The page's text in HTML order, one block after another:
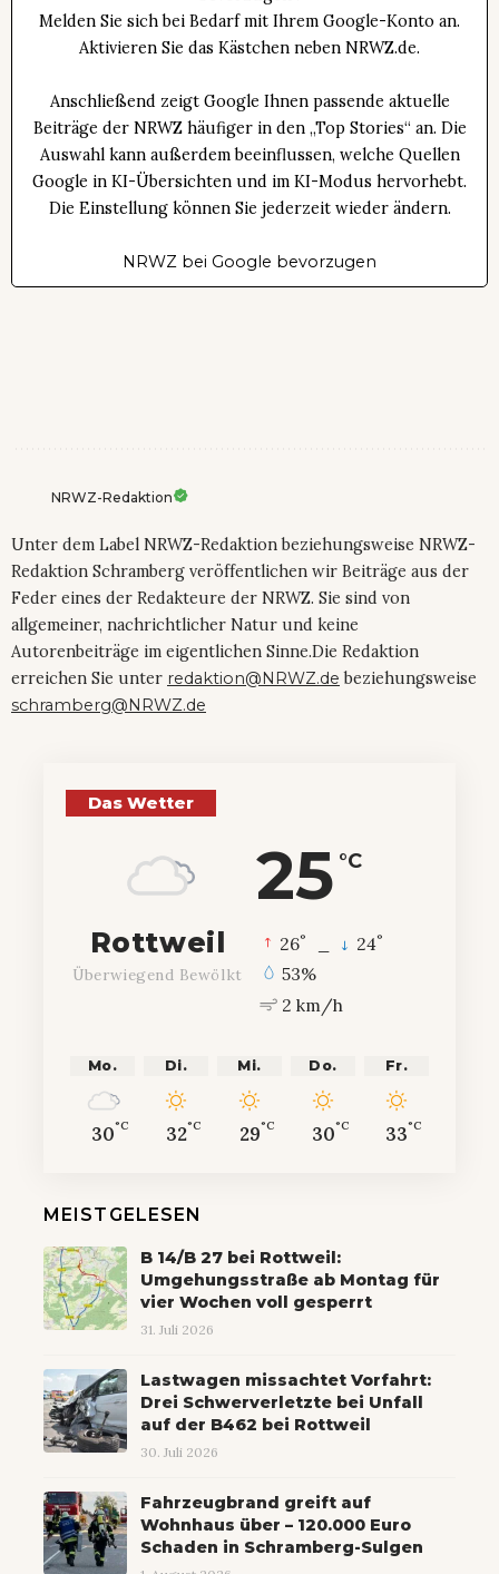
Melden Sie sich bei Bedarf mit Ihrem Google-Konto an.
Aktivieren Sie das Kästchen neben NRWZ.de.
Anschließend zeigt Google Ihnen passende aktuelle
Beiträge der NRWZ häufiger in den „Top Stories“ an. Die
Auswahl kann außerdem beeinflussen, welche Quellen
Google in KI-Übersichten und im KI-Modus hervorhebt.
Die Einstellung können Sie jederzeit wieder ändern.
NRWZ bei Google bevorzugen
NRWZ-Redaktion
Unter dem Label NRWZ-Redaktion beziehungsweise NRWZ-
Redaktion Schramberg veröffentlichen wir Beiträge aus der
Feder eines der Redakteure der NRWZ. Sie sind von
allgemeiner, nachrichtlicher Natur und keine
Autorenbeiträge im eigentlichen Sinne.Die Redaktion
erreichen Sie unter redaktion@NRWZ.de beziehungsweise
schramberg@NRWZ.de
Das Wetter
25 °C
Rottweil
Überwiegend Bewölkt
26° 24°
53%
2 km/h
Mo.
30°C
Di.
32°C
Mi.
29°C
Do.
30°C
Fr.
33°C
MEISTGELESEN
B 14/B 27 bei Rottweil:
Umgehungsstraße ab Montag für
vier Wochen voll gesperrt
31. Juli 2026
Lastwagen missachtet Vorfahrt:
Drei Schwerverletzte bei Unfall
auf der B462 bei Rottweil
30. Juli 2026
Fahrzeugbrand greift auf
Wohnhaus über – 120.000 Euro
Schaden in Schramberg-Sulgen